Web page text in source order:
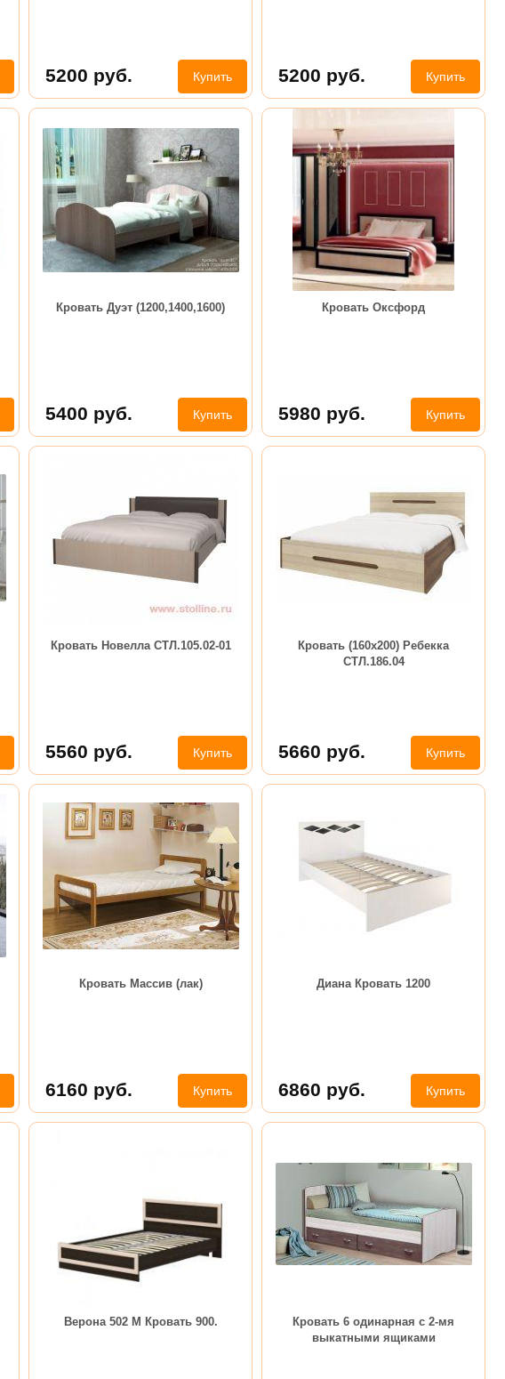
5200 руб. Купить 5200 руб. Купить
Кровать Дуэт (1200,1400,1600)
5400 руб. Купить
Кровать Оксфорд
5980 руб. Купить
Кровать Новелла СТЛ.105.02-01
5560 руб. Купить
Кровать (160х200) Ребекка
СТЛ.186.04
5660 руб. Купить
Кровать Массив (лак)
6160 руб. Купить
Диана Кровать 1200
6860 руб. Купить
Верона 502 М Кровать 900.
Кровать 6 одинарная с 2-мя
выкатными ящиками